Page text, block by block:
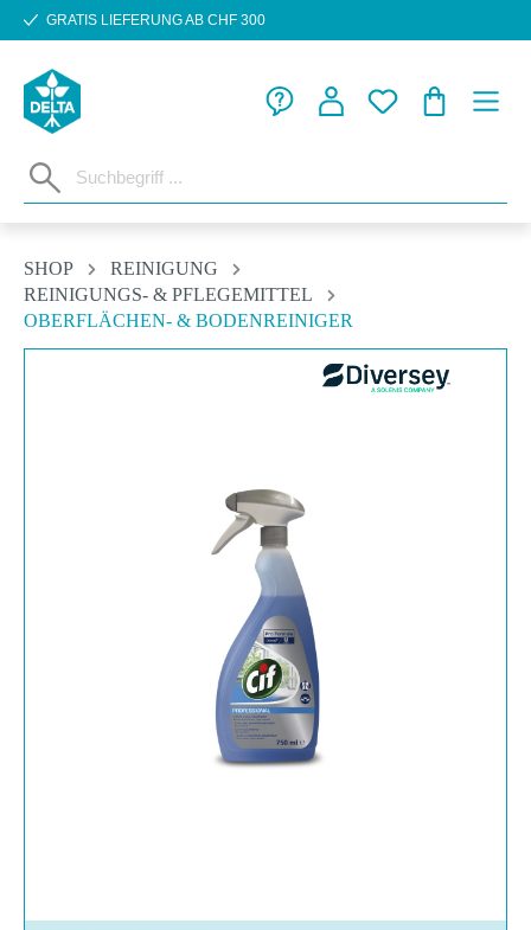
Zum Hauptinhalt springen
GRATIS LIEFERUNG AB CHF 300
SHOP
REINIGUNG
REINIGUNGS- & PFLEGEMITTEL
OBERFLÄCHEN- & BODENREINIGER